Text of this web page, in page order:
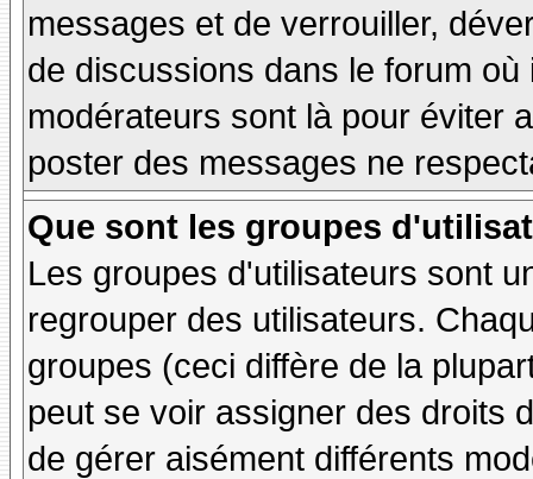
messages et de verrouiller,
de discussions dans le forum
modérateurs sont là pour éviter
poster des messages ne
Que sont les groupes
Les groupes d'utilisateurs sont
regrouper des utilisateurs.
groupes (ceci diffère de la
peut se voir assigner des droits
de gérer aisément différents